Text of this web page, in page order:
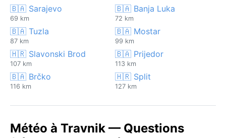
🇧🇦 Sarajevo
69 km
🇧🇦 Banja Luka
72 km
🇧🇦 Tuzla
87 km
🇧🇦 Mostar
99 km
🇭🇷 Slavonski Brod
107 km
🇧🇦 Prijedor
113 km
🇧🇦 Brčko
116 km
🇭🇷 Split
127 km
Météo à Travnik — Questions